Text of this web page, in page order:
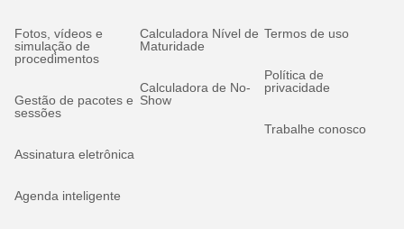
Fotos, vídeos e
simulação de
procedimentos
Gestão de pacotes e
sessões
Assinatura eletrônica
Agenda inteligente
Calculadora Nível de
Maturidade
Calculadora de No-
Show
Termos de uso
Política de
privacidade
Trabalhe conosco